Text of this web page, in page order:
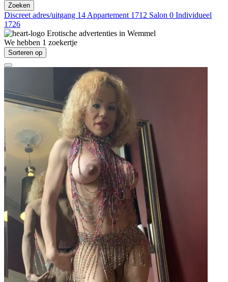
Zoeken
Discreet adres/uitgang 14 Appartement 1712 Salon 0 Individueel
1726
Erotische advertenties in Wemmel
We hebben 1 zoekertje
Sorteren op